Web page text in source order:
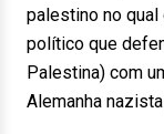
palestino no
político que
Palestina) com
Alemanha